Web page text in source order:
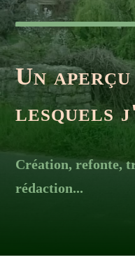
Un
lesquels
Création, refonte,
rédaction...